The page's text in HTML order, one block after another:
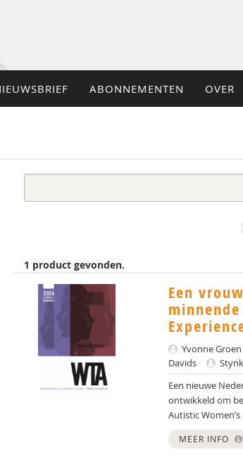
ABONNEMENTEN OVER
1 product gevonden.
Een
Yvonne Groen
Davids
Een nieuwe
ontwikkeld om
Autistic Women’s
MEER INFO